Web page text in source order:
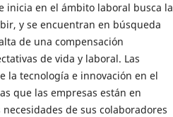
inicia en el ámbito laboral busca la
y se encuentran en búsqueda
de una compensación
de vida y laboral. Las
la tecnología e innovación en el
que las empresas están en
de sus colaboradores